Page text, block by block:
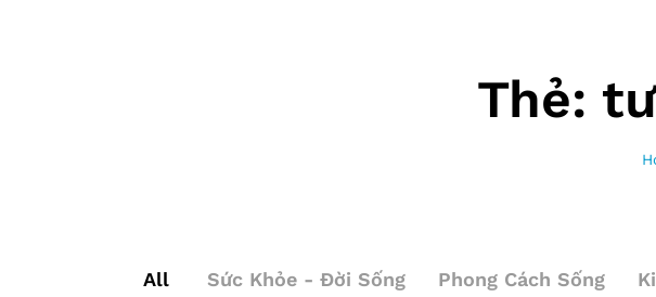
Thẻ:
All Sức Khỏe - Đời Sống Phong Cách Sống